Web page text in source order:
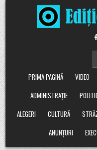
Skip
to
content
PRIMA PAGINĂ
VIDEO
ADMINISTRAȚIE
ALEGERI
CULTURĂ
ANUNȚURI